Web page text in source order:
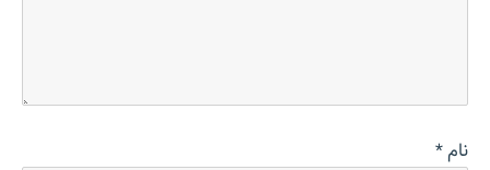
نام*